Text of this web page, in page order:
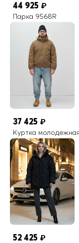
44 925 ₽
Парка 9568R
37 425 ₽
Куртка
52 425 ₽